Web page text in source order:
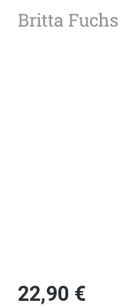
Britta Fuchs
22,90 €